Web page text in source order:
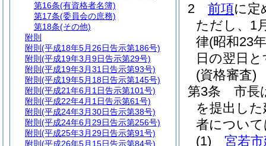
2
前項に定
ただし、1
律(昭和23
日の翌日
(資格審査)
第3条
市長
を提出し
者につい
(1)
宮若
第16条(有資格者名簿)
第17条(委員会の庶務)
第18条(その他)
附則
附則 (平成18年5月26日告示第186号)
附則 (平成19年3月9日告示第29号)
附則 (平成19年3月31日告示第93号)
附則 (平成19年5月18日告示第145号)
附則 (平成21年6月1日告示第101号)
附則 (平成22年4月1日告示第61号)
附則 (平成24年3月30日告示第38号)
附則 (平成24年6月29日告示第256号)
附則 (平成25年3月29日告示第91号)
附則 (平成26年5月15日告示第84号)